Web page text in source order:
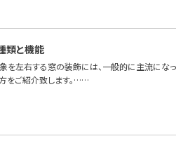
類と機能
を左右する窓の装飾には、一般的に主流にな
をご紹介致します。……